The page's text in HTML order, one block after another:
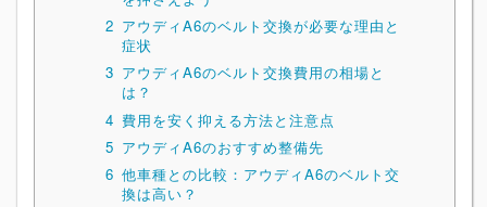
2 アウディA6のベルト交換が必要な理由と
症状
3 アウディA6のベルト交換費用の相場と
は？
4 費用を安く抑える方法と注意点
5 アウディA6のおすすめ整備先
6 他車種との比較：アウディA6のベルト交
換は高い？